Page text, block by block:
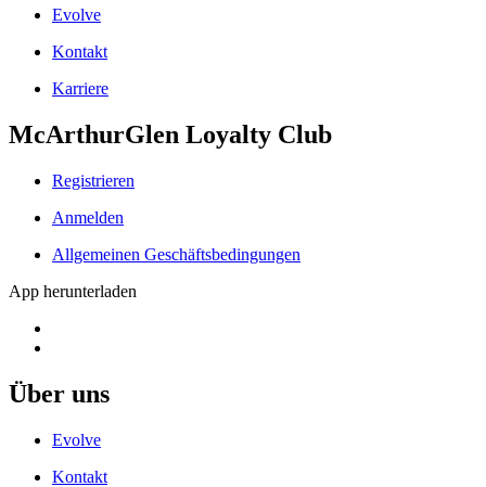
Evolve
Kontakt
Karriere
McArthurGlen Loyalty Club
Registrieren
Anmelden
Allgemeinen Geschäftsbedingungen
App herunterladen
Über uns
Evolve
Kontakt